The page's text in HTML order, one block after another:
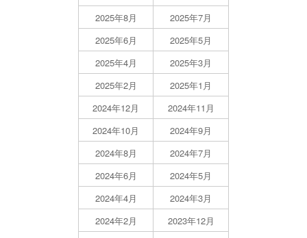
2025年8月
2025年7月
2025年6月
2025年5月
2025年4月
2025年3月
2025年2月
2025年1月
2024年12月
2024年11月
2024年10月
2024年9月
2024年8月
2024年7月
2024年6月
2024年5月
2024年4月
2024年3月
2024年2月
2023年12月